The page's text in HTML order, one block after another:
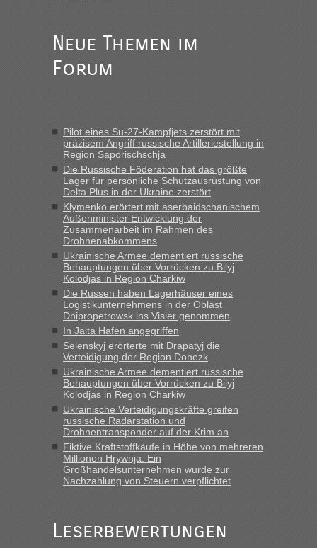
fast 11 Milliarden aufgedeckt
„Am besten wäre natürlich, wenn die Frau mit dabei ist.
Alleinreisende Männer stehen schließlich immer unter
Milliarden aufgedeckt
„Kein Zoll. Du musst an sich nur sagen dass das privat ist
und du nicht damit handeln willst. So lange das nicht
Originalverpackt ist und ersichlich das nicht neu sollte es
keine Probleme geben“
Recht, Visa und Dokumente • Deklaration
gebrauchter Kleidung beim Zoll
„Hallo Leute, ich weiß nicht, ob ich hier richtig bin mit meiner
Anfrage. Ich möchte 4 Umzugskartons mit gebrauchter
Straßen Kleidung bei der Einreise in die Ukraine
mitnehmen. Es ist gebrauchte Kleidung...“
Berichte und Reisetipps • Re: An welchem
Grenzübergang zwischen Polen und der Ukraine geht es am
schnellsten?
„Wir sind mit unserem Wohnmobil, wie geplant am Montag
15.6. in Krakovets rüber. Sehr zeitig los gegen 5 Uhr in der
Früh. Mit sehr sehr wenig Verkehr, super bis zur Grenze. Nur
8 PKW vor der Schranke....“
inBerichte und Reisetipps • Re: An welchem
Grenzübergang zwischen Polen und der Ukraine geht es am
schnellsten?
„Gestern 6 Stunden warten vor der Grenze Richtung Polen
Neue Themen im
Forum
Pilot eines Su-27-Kampfjets zerstört mit
präzisem Angriff russische Artilleriestellung in
Region Saporischschja
Die Russische Föderation hat das größte
Lager für persönliche Schutzausrüstung von
Delta Plus in der Ukraine zerstört
Klymenko erörtert mit aserbaidschanischem
Außenminister Entwicklung der
Zusammenarbeit im Rahmen des
Drohnenabkommens
Ukrainische Armee dementiert russische
Behauptungen über Vorrücken zu Bilyj
Kolodjas in Region Charkiw
Die Russen haben Lagerhäuser eines
Logistikunternehmens in der Oblast
Dnipropetrowsk ins Visier genommen
In Jalta Hafen angegriffen
Selenskyj erörterte mit Drapatyj die
Verteidigung der Region Donezk
Ukrainische Armee dementiert russische
Behauptungen über Vorrücken zu Bilyj
Kolodjas in Region Charkiw
Ukrainische Verteidigungskräfte greifen
russische Radarstation und
Drohnentransponder auf der Krim an
Fiktive Kraftstoffkäufe in Höhe von mehreren
Millionen Hrywnja: Ein
Großhandelsunternehmen wurde zur
Nachzahlung von Steuern verpflichtet
Leserbewertungen